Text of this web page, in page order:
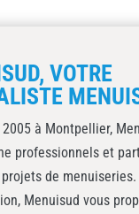
VOTRE
2005 à Montpellier,
professionnels et
de
Menuisud vous